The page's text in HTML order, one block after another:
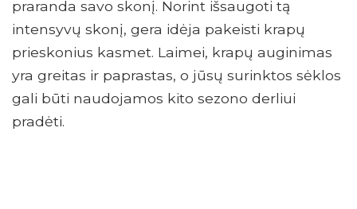
praranda savo skonį. Norint išsaugoti tą
intensyvų skonį, gera idėja pakeisti krapų
prieskonius kasmet. Laimei, krapų auginimas
yra greitas ir paprastas, o jūsų surinktos sėklos
gali būti naudojamos kito sezono derliui
pradėti.